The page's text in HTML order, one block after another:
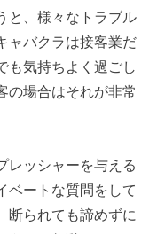
と、様々なトラブル
ャバクラは接客業だ
も気持ちよく過ごし
の場合はそれが非常
レッシャーを与える
ベートな質問をして
断られても諦めずに